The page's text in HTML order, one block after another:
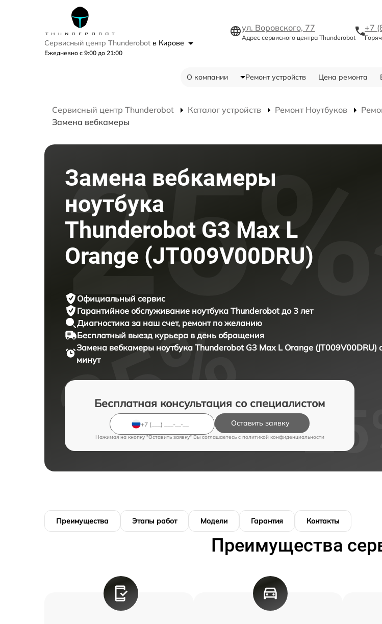
Сервисный центр Thunderobot в Кирове
Ежедневно с 9:00 до 21:00
ул. Воровского, 77
Адрес сервисного центра Thunderobot
+7
О компании Ремонт устройств Цена ремонта
Сервисный центр Thunderobot Каталог устройств Ремонт Ноутбуков
Замена вебкамеры
Замена вебкамеры
ноутбука
Thunderobot G3 Max L
Orange (JT009V00DRU)
Официальный сервис
Гарантийное обслуживание ноутбука Thunderobot до 3 лет
Диагностика за наш счет, ремонт по желанию
Бесплатный выезд курьера в день обращения
Замена вебкамеры ноутбукаThunderobot G3 Max L Orange (JT009V00DRU)
минут
Бесплатная консультация со специалистом
Оставить заявку
Нажимая на кнопку "Оставить заявку" Вы соглашаетесь c политикой конфиденциальности
Преимущества Этапы работ Модели Гарантия Контакты
Преимущества